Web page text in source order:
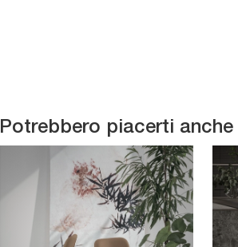
Potrebbero piacerti anche